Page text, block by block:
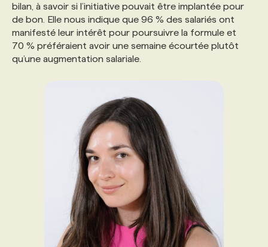
bilan, à savoir si l’initiative pouvait être implantée pour
de bon. Elle nous indique que 96 % des salariés ont
manifesté leur intérêt pour poursuivre la formule et
70 % préféraient avoir une semaine écourtée plutôt
qu’une augmentation salariale.